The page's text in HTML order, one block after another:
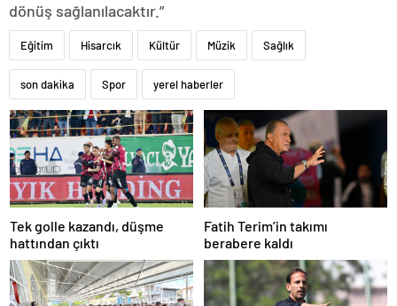
dönüş sağlanılacaktır.”
Eğitim Hisarcık Kültür Müzik Sağlık
son dakika Spor yerel haberler
Tek golle kazandı, düşme
hattından çıktı
Fatih Terim’in takımı
berabere kaldı